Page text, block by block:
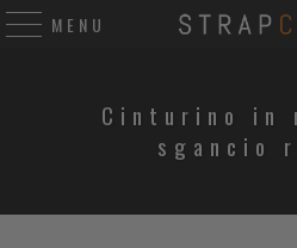
MENU
Cinturino in
sgancio